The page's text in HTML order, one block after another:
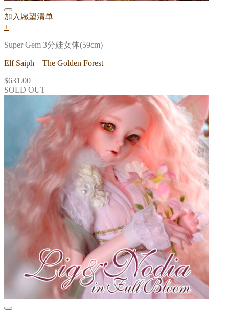
加入愿望清单
+
Super Gem 3分娃女体(59cm)
Elf Saiph – The Golden Forest
$631.00
SOLD OUT